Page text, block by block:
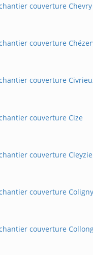
couverture Chevry
couverture
couverture
couverture Cize
couverture
couverture Coligny
couverture
ligne